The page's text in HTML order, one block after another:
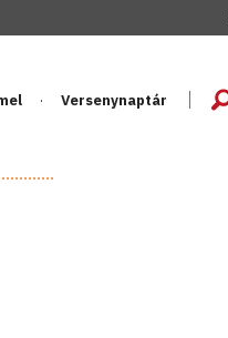
Versenynaptár